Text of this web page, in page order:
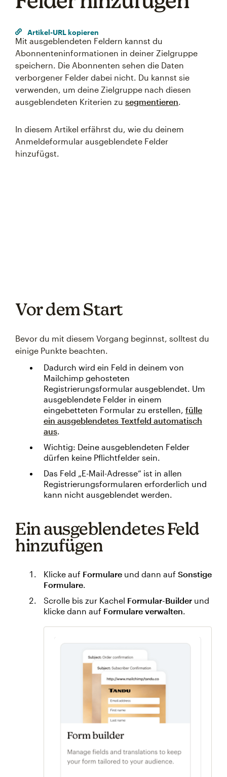
Artikel-URL kopieren
Mit ausgeblendeten Feldern kannst du
Abonnenteninformationen in deiner Zielgruppe
speichern. Die Abonnenten sehen die Daten
verborgener Felder dabei nicht. Du kannst sie
verwenden, um deine Zielgruppe nach diesen
ausgeblendeten Kriterien zu segmentieren.
In diesem Artikel erfährst du, wie du deinem
Anmeldeformular ausgeblendete Felder
hinzufügst.
Vor dem Start
Bevor du mit diesem Vorgang beginnst, solltest du
einige Punkte beachten.
Dadurch wird ein Feld in deinem von
Mailchimp gehosteten
Registrierungsformular ausgeblendet. Um
ausgeblendete Felder in einem
eingebetteten Formular zu erstellen, fülle
ein ausgeblendetes Textfeld automatisch
aus.
Wichtig: Deine ausgeblendeten Felder
dürfen keine Pflichtfelder sein.
Das Feld „E-Mail-Adresse“ ist in allen
Registrierungsformularen erforderlich und
kann nicht ausgeblendet werden.
Ein ausgeblendetes Feld
hinzufügen
Klicke auf Formulare und dann auf Sonstige
Formulare.
Scrolle bis zur Kachel Formular-Builder und
klicke dann auf Formulare verwalten.